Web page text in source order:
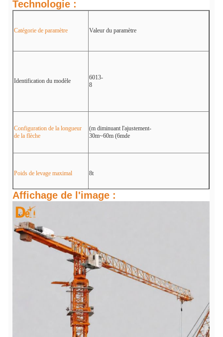
Technologie :
Catégorie de paramètre Valeur du paramètre
Identification du modèle
6013-
8
Configuration de la longueur
de la flèche
(m diminuant l'ajustement-
30m~60m (6mde
Poids de levage maximal 8t
Poids de levage en bout de
flèche
(valeur nominale-
128t·rn
le)
40.5m~46m
Affichage de l'image :